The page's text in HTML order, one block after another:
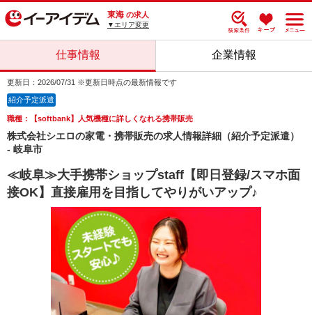
東海 の求人
▼エリア変更
仕事情報 企業情報
更新日：2026/07/31 ※更新日時点の最新情報です
紹介予定派遣
職種：【softbank】人気機種に詳しくなれる携帯販売
株式会社シエロの家電・携帯販売の求人情報詳細（紹介予定派遣）
- 岐阜市
≪岐阜≫大手携帯ショップstaff【即日登録/スマホ面
接OK】直接雇用を目指してやりがいアップ♪